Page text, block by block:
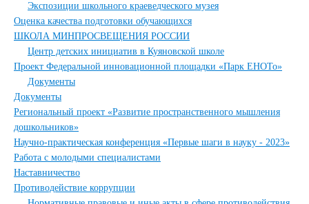
Экспозиции школьного краеведческого музея
Оценка качества подготовки обучающихся
ШКОЛА МИНПРОСВЕЩЕНИЯ РОССИИ
Центр детских инициатив в Куяновской школе
Проект Федеральной инновационной площадки «Парк ЕНОТо»
Документы
Документы
Региональный проект «Развитие пространственного мышления
дошкольников»
Научно-практическая конференция «Первые шаги в науку - 2023»
Работа с молодыми специалистами
Наставничество
Противодействие коррупции